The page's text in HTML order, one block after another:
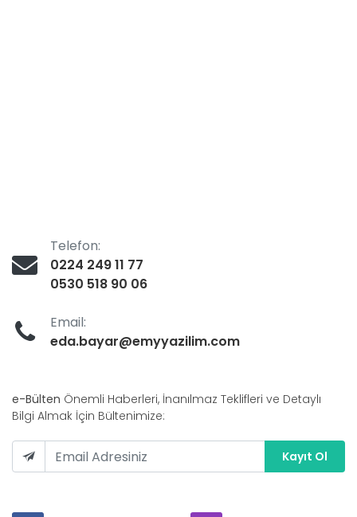
Telefon:
0224 249 11 77
0530 518 90 06
Email:
eda.bayar@emyyazilim.com
e-Bülten Önemli Haberleri, İnanılmaz Teklifleri ve Detaylı
Bilgi Almak İçin Bültenimize:
Kayıt Ol